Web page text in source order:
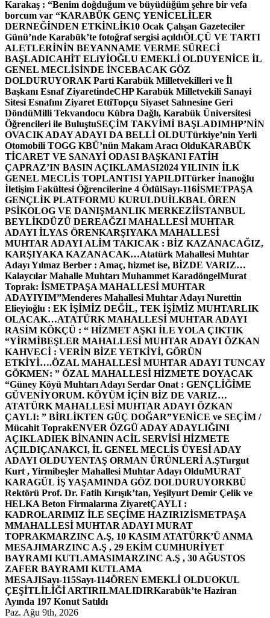
Karakaş : “Benim doğduğum ve büyüdüğüm şehre bir vefa
borcum var “KARABÜK GENÇ YENİCELİLER
DERNEĞİNDEN ETKİNLİK10 Ocak Çalışan Gazeteciler
Günü’nde Karabük’te fotoğraf sergisi açıldıÖLÇÜ VE TARTI
ALETLERİNİN BEYANNAME VERME SÜRECİ
BAŞLADICAHİT ELiYİOĞLU EMEKLİ OLDUYENİCE İL
GENEL MECLİSİNDE İNCEBACAK GÖZ
DOLDURUYORAK Parti Karabük Milletvekilleri ve İl
Başkanı Esnaf ZiyaretindeCHP Karabük Milletvekili Sanayi
Sitesi Esnafını Ziyaret EttiTopçu Siyaset Sahnesine Geri
DöndüMilli Tekvandocu Kübra Dağlı, Karabük Üniversitesi
Öğrencileri ile BuluştuSEÇİM TAKVİMİ BAŞLADIMHP’NİN
OVACIK ADAY ADAYI DA BELLİ OLDUTürkiye’nin Yerli
Otomobili TOGG KBÜ’nün Makam Aracı OlduKARABÜK
TİCARET VE SANAYİ ODASI BAŞKANI FATİH
ÇAPRAZ’IN BASIN AÇIKLAMASI2024 YILININ İLK
GENEL MECLİS TOPLANTISI YAPILDITürker İnanoğlu
İletişim Fakültesi Öğrencilerine 4 ÖdülSayı-116İSMETPAŞA
GENÇLİK PLATFORMU KURULDUİLKBAL ÖREN
PSİKOLOG VE DANIŞMANLIK MERKEZİİSTANBUL
BEYLİKDÜZÜ DEREAĞZI MAHALLESİ MUHTAR
ADAYI İLYAS ÖRENKARŞIYAKA MAHALLESİ
MUHTAR ADAYI ALİM TAKICAK : BİZ KAZANACAĞIZ,
KARŞIYAKA KAZANACAK…Atatürk Mahallesi Muhtar
Adayı Yılmaz Berber : Amaç, hizmet ise, BİZDE VARIZ…
Kalaycılar Mahalle Muhtarı Muhammet KaradöngelMurat
Toprak: İSMETPAŞA MAHALLESİ MUHTAR
ADAYIYIM”Menderes Mahallesi Muhtar Adayı Nurettin
Elieyioğlu : EK İŞİMİZ DEĞİL, TEK İŞİMİZ MUHTARLIK
OLACAK…ATATÜRK MAHALLESİ MUHTAR ADAYI
RASİM KÖKÇÜ : “ HİZMET AŞKI İLE YOLA ÇIKTIK
“YİRMİBEŞLER MAHALLESİ MUHTAR ADAYI ÖZKAN
KAHVECİ : VERİN BİZE YETKİYİ, GÖRÜN
ETKİYİ….ÖZAL MAHALLESİ MUHTAR ADAYI TUNCAY
GÖKMEN: ” ÖZAL MAHALLESİ HİZMETE DOYACAK
“Güney Köyü Muhtarı Adayı Serdar Onat : GENÇLİĞİME
GÜVENİYORUM. KÖYÜM İÇİN BİZ DE VARIZ…
ATATÜRK MAHALLESİ MUHTAR ADAYI ÖZKAN
ÇAYLI: ” BİRLİKTEN GÜÇ DOĞAR”YENİCE ve SEÇİM /
Mücahit ToprakENVER ÖZGÜ ADAY ADAYLIĞINI
AÇIKLADIEK BİNANIN ACİL SERVİSİ HİZMETE
AÇILDIÇANAKCI, İL GENEL MECLİS ÜYESİ ADAY
ADAYI OLDUYENTAŞ ORMAN ÜRÜNLERİ A.ŞTurgut
Kurt , Yirmibeşler Mahallesi Muhtar Adayı OlduMURAT
KARAGÜL İŞ YAŞAMINDA GÖZ DOLDURUYORKBÜ
Rektörü Prof. Dr. Fatih Kırışık’tan, Yeşilyurt Demir Çelik ve
HELKA Beton Firmalarına ZiyaretÇAYLI :
KADROLARIMIZ İLE SEÇİME HAZIRIZİSMETPAŞA
MMAHALLESİ MUHTAR ADAYI MURAT
TOPRAKMARZINC A.Ş, 10 KASIM ATATÜRK’Ü ANMA
MESAJIMARZINC A.Ş , 29 EKİM CUMHURİYET
BAYRAMI KUTLAMASIMARZINC A.Ş , 30 AĞUSTOS
ZAFER BAYRAMI KUTLAMA
MESAJISayı-115Sayı-114ÖREN EMEKLİ OLDUOKUL
ÇEŞİTLİLİĞİ ARTIRILMALIDIRKarabük’te Haziran
Ayında 197 Konut Satıldı
Paz. Ağu 9th, 2026